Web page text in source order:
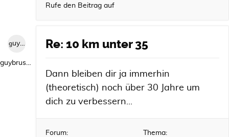
Rufe den Beitrag auf
guybrush1992
guybrush1992
Re: 10 km unter 35
Dann bleiben dir ja immerhin
(theoretisch) noch über 30 Jahre um
dich zu verbessern...
Forum:
Thema: